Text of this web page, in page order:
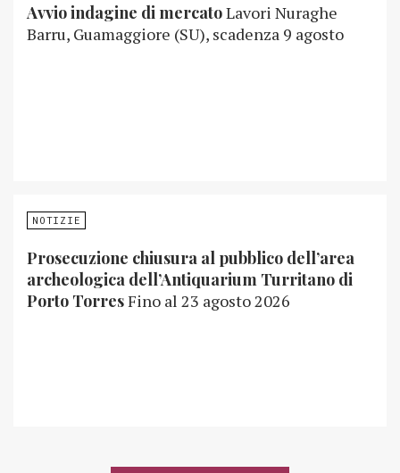
Avvio indagine di mercatoLavori Nuraghe
Barru, Guamaggiore (SU), scadenza 9 agosto
NOTIZIE
Prosecuzione chiusura al pubblico dell’area
archeologica dell’Antiquarium Turritano di
Porto TorresFino al 23 agosto 2026